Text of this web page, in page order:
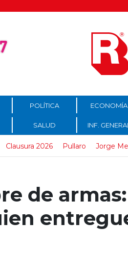
POLÍTICA ECONOMÍA
SALUD INF. GENERAL
Clausura 2026 Pullaro Jorge
de